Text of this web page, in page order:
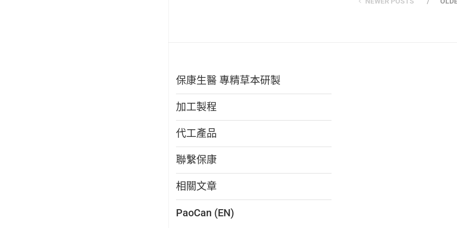
保康生醫 專精草本研製
加工製程
代工產品
聯繫保康
相關文章
PaoCan (EN)